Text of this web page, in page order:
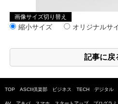
画像サイズ切り替え
縮小サイズ オリジナルサ
記事に戻
TOP ASCII倶楽部 ビジネス TECH デジタル